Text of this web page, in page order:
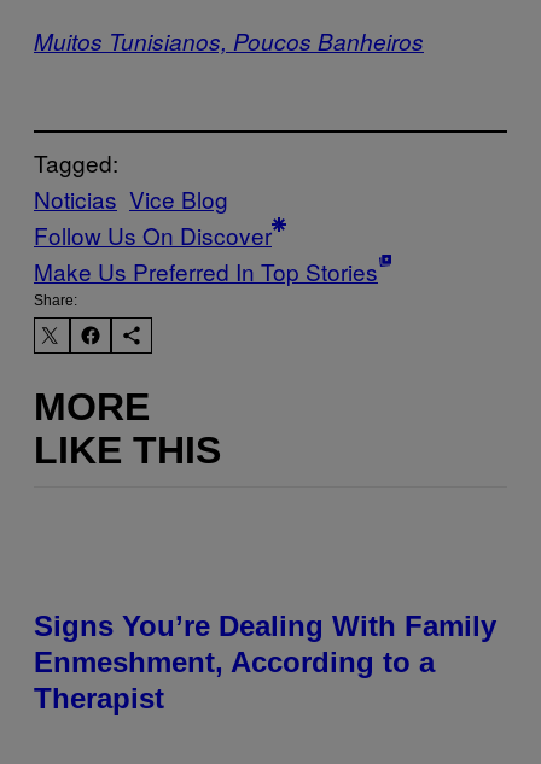
Muitos Tunisianos, Poucos Banheiros
Tagged:
Noticias Vice Blog
Follow Us On Discover
Make Us Preferred In Top Stories
Share:
MORE
LIKE THIS
Signs You’re Dealing With Family
Enmeshment, According to a
Therapist